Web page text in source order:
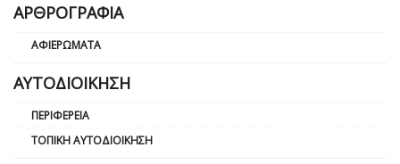
ΑΡΘΡΟΓΡΑΦΊΑ
ΑΦΙΕΡΏΜΑΤΑ
ΑΥΤΟΔΙΟΊΚΗΣΗ
ΠΕΡΙΦΈΡΕΙΑ
ΤΟΠΙΚΉ ΑΥΤΟΔΙΟΊΚΗΣΗ